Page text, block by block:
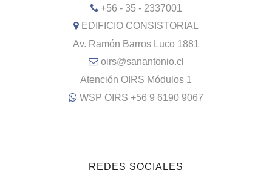
+56 - 35 - 2337001
EDIFICIO CONSISTORIAL
Av. Ramón Barros Luco 1881
oirs@sanantonio.cl
Atención OIRS Módulos 1
WSP OIRS +56 9 6190 9067
REDES SOCIALES